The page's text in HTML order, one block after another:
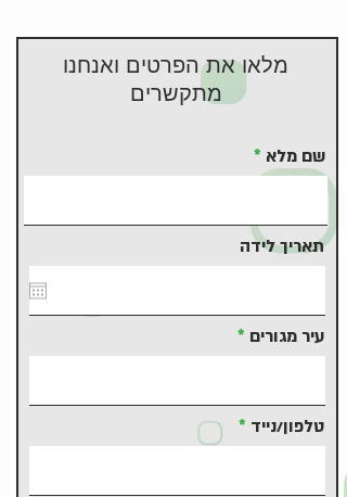
מלאו את הפרטים ואנחנו
מתקשרים
שם מלא
תאריך לידה
עיר מגורים
טלפון/נייד